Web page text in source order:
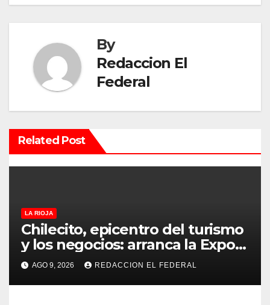
c
ó
n
d
e
n
t
r
By
Redaccion El
Federal
Related Post
LA RIOJA
Chilecito, epicentro del turismo
y los negocios: arranca la Expo
que promete revolucionar la
economía regional en un
evento sin precedentes en La
AGO 9, 2026 REDACCION EL FEDERAL